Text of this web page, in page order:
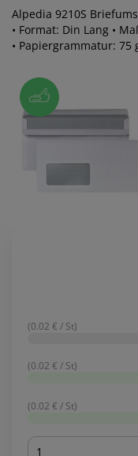
Alpedia 9210S
• Format: Din Lang •
• Papiergrammatur: 75
(0.02 € / St)
(0.02 € / St)
(0.02 € / St)
Menge